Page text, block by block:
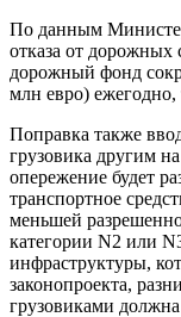
По данным
отказа от
дорожный фонд
млн евро) ежегодно,
Поправка также
грузовика другим
опережение будет
транспортное
меньшей
категории N2 или
инфраструктуры,
законопроекта,
грузовиками